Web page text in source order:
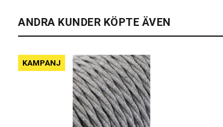
ANDRA KUNDER KÖPTE ÄVEN
KAMPANJ